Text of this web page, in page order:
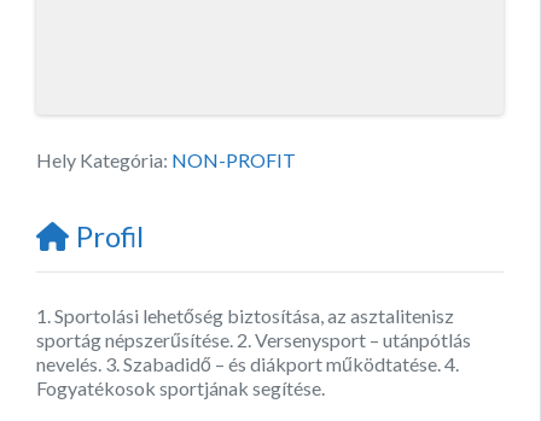
Hely Kategória: NON-PROFIT
Profil
1. Sportolási lehetőség biztosítása, az asztalitenisz
sportág népszerűsítése. 2. Versenysport – utánpótlás
nevelés. 3. Szabadidő – és diákport működtatése. 4.
Fogyatékosok sportjának segítése.